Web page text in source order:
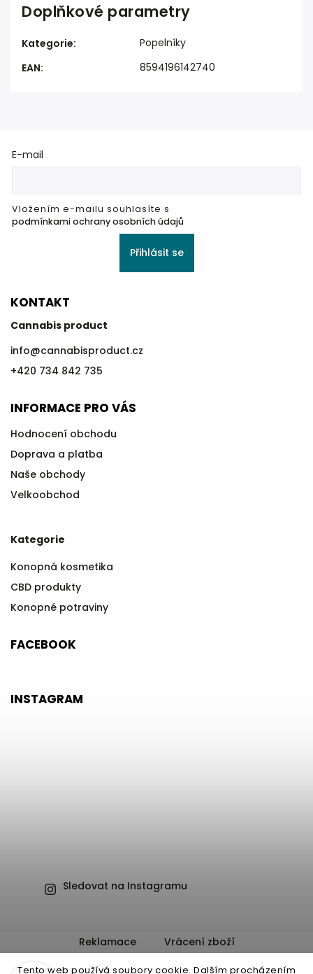
Tento web používá soubory cookie. Dalším procházením
Doplňkové parametry
Kategorie:
Popelníky
EAN: 8594196142740
E-mail
Vložením e-mailu souhlasíte s
podmínkami ochrany osobních údajů
Přihlásit se
KONTAKT
Cannabis product
info@cannabisproduct.cz
+420 734 842 735
INFORMACE PRO VÁS
Hodnocení obchodu
Doprava a platba
Naše obchody
Velkoobchod
Kategorie
Konopná kosmetika
CBD produkty
Konopné potraviny
FACEBOOK
INSTAGRAM
Sledovat na Instagramu
Reklamace
Vrácení zboží
Obchodní podmínky
Ochrana osobních údajů